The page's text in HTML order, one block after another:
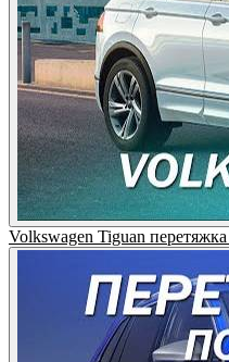
Volkswagen Tiguan